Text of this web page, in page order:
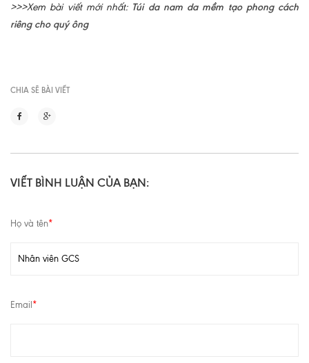
>>>Xem bài viết mới nhất: Túi da nam da mềm tạo phong cách
riêng cho quý ông
CHIA SẼ BÀI VIẾT
VIẾT BÌNH LUẬN CỦA BẠN:
Họ và tên*
Email *